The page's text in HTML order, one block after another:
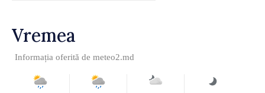
Vremea
Informația oferită de meteo2.md